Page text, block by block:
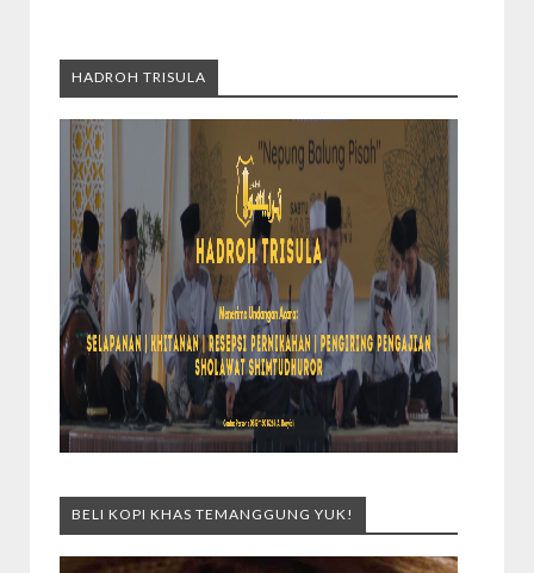
HADROH TRISULA
BELI KOPI KHAS TEMANGGUNG YUK!